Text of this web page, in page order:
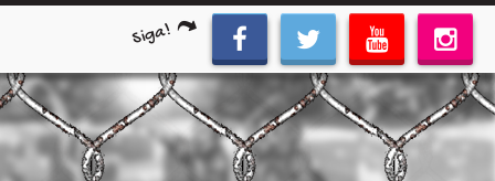
Siga!